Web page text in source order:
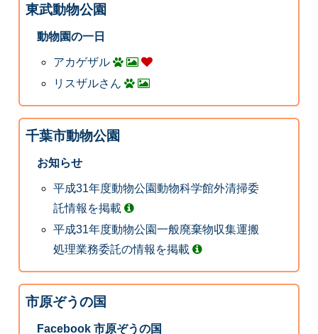
東武動物公園
動物園の一日
アカゲザル
リスザルさん
千葉市動物公園
お知らせ
平成31年度動物公園動物科学館外清掃委
託情報を掲載
平成31年度動物公園一般廃棄物収集運搬
処理業務委託の情報を掲載
市原ぞうの国
Facebook 市原ぞうの国